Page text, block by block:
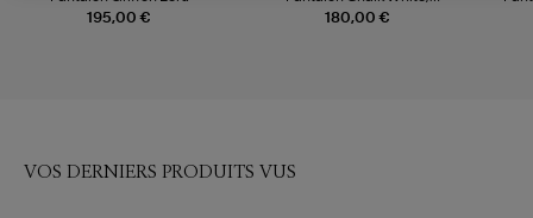
195,00 € 180,00 €
Collaboration Adidas X Miaou
VOS DERNIERS PRODUITS VUS